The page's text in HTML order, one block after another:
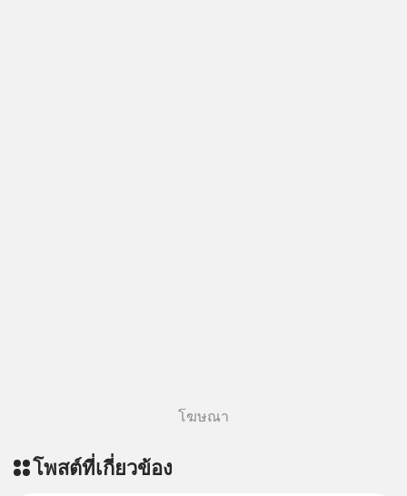
โฆษณา
โพสต์ที่เกี่ยวข้อง